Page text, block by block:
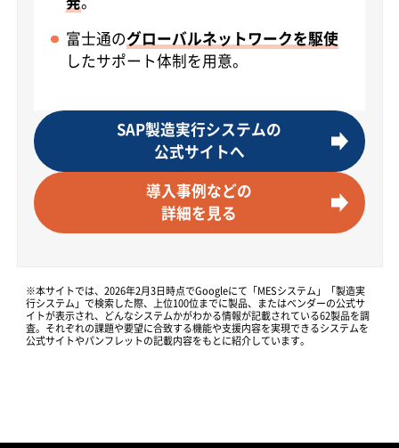
富士通のグローバルネットワークを駆使
したサポート体制を用意。
SAP製造実行システムの
公式サイトへ
導入事例などの
詳細を見る
※本サイトでは、2026年2月3日時点でGoogleにて「MESシステム」「製造実
行システム」で検索した際、上位100位までに製品、またはベンダーの公式サ
イトが表示され、どんなシステムかがわかる情報が記載されている62製品を調
査。それぞれの課題や要望に合致する機能や支援内容を実現できるシステムを
公式サイトやパンフレットの記載内容をもとに紹介しています。